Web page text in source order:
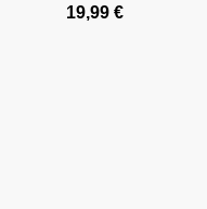
19,99 €